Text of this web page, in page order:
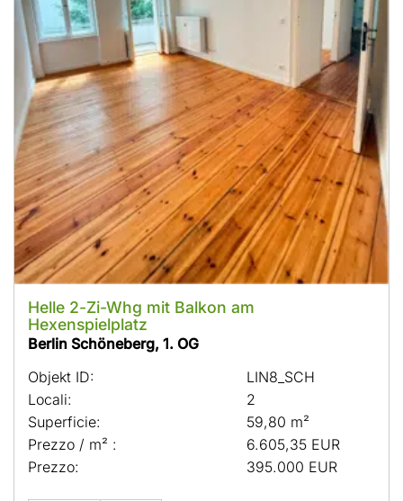
Helle 2-Zi-Whg mit Balkon am
Hexenspielplatz
Berlin Schöneberg, 1. OG
Objekt ID:
LIN8_SCH
Locali:
2
Superficie:
59,80 m²
Prezzo / m² :
6.605,35 EUR
Prezzo:
395.000 EUR